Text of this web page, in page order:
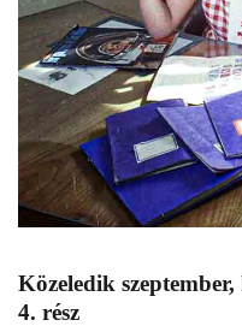
Közeledik
4. rész